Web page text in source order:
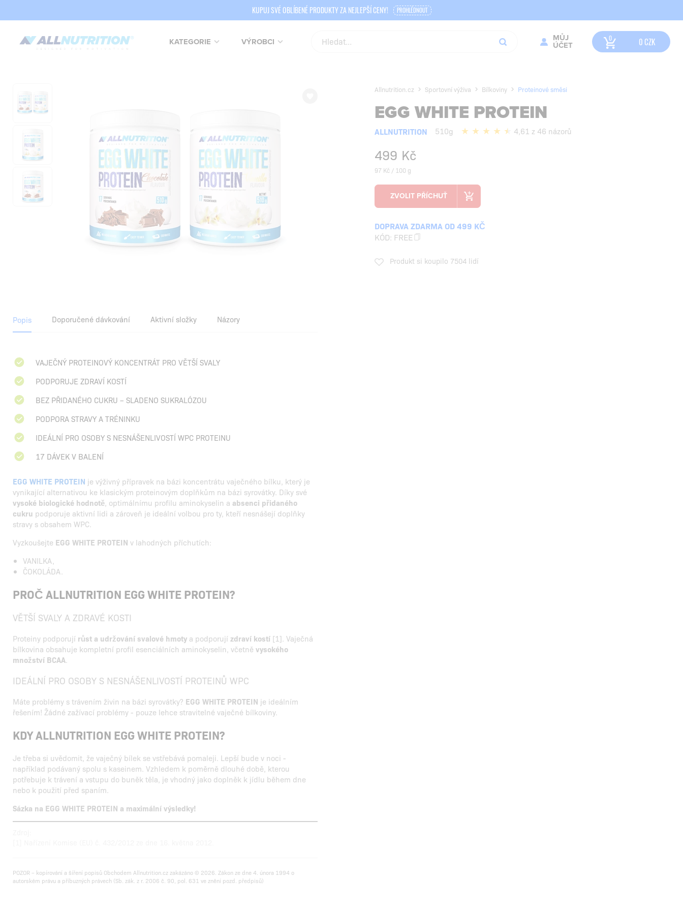
KUPUJ SVÉ OBLÍBENÉ PRODUKTY ZA NEJLEPŠÍ CENY! PROHLÉDNOUT
KATEGORIE VÝROBCI
MŮJ
ÚČET
0 CZK
Allnutrition.cz Sportovní výživa Bílkoviny Proteinové směsi
EGG WHITE PROTEIN
ALLNUTRITION 510g 4,61 z 46 názorů
499 Kč
97 Kč / 100 g
DOPRAVA ZDARMA OD 499 KČ
KÓD: FREE
Produkt si koupilo 7504 lidí
Popis Doporučené dávkování Aktivní složky Názory
VAJEČNÝ PROTEINOVÝ KONCENTRÁT PRO VĚTŠÍ SVALY
PODPORUJE ZDRAVÍ KOSTÍ
BEZ PŘIDANÉHO CUKRU – SLADENO SUKRALÓZOU
PODPORA STRAVY A TRÉNINKU
IDEÁLNÍ PRO OSOBY S NESNÁŠENLIVOSTÍ WPC PROTEINU
17 DÁVEK V BALENÍ
EGG WHITE PROTEIN je výživný přípravek na bázi koncentrátu vaječného bílku, který je
vynikající alternativou ke klasickým proteinovým doplňkům na bázi syrovátky. Díky své
vysoké biologické hodnotě , optimálnímu profilu aminokyselin a absenci přidaného
cukru podporuje aktivní lidi a zároveň je ideální volbou pro ty, kteří nesnášejí doplňky
stravy s obsahem WPC.
Vyzkoušejte EGG WHITE PROTEIN v lahodných příchutích:
VANILKA,
ČOKOLÁDA.
PROČ ALLNUTRITION EGG WHITE PROTEIN?
VĚTŠÍ SVALY A ZDRAVÉ KOSTI
Proteiny podporují růst a udržování svalové hmoty a podporujízdraví kostí [1]. Vaječná
bílkovina obsahuje kompletní profil esenciálních aminokyselin, včetně vysokého
množství BCAA.
IDEÁLNÍ PRO OSOBY S NESNÁŠENLIVOSTÍ PROTEINŮ WPC
Máte problémy s trávením živin na bázi syrovátky? EGG WHITE PROTEIN je ideálním
řešením! Žádné zažívací problémy - pouze lehce stravitelné vaječné bílkoviny.
KDY ALLNUTRITION EGG WHITE PROTEIN?
Je třeba si uvědomit, že vaječný bílek se vstřebává pomaleji. Lepší bude v noci -
například podávaný spolu s kaseinem. Vzhledem k poměrně dlouhé době, kterou
potřebuje k trávení a vstupu do buněk těla, je vhodný jako doplněk k jídlu během dne
nebo k použití před spaním.
Sázka na EGG WHITE PROTEIN a maximální výsledky!
POZOR – kopírování a šíření popisů Obchodem Allnutrition.cz zakázáno © 2026. Zákon ze dne 4. února 1994 o
autorském právu a příbuzných právech (Sb. zák. z r. 2006 č. 90, pol. 631 ve znění pozd. předpisů)